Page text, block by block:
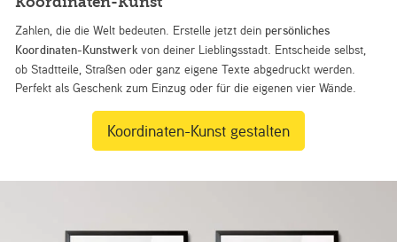
Zahlen, die die Welt bedeuten. Erstelle jetzt dein persönliches
Koordinaten-Kunstwerk von deiner Lieblingsstadt. Entscheide selbst,
ob Stadtteile, Straßen oder ganz eigene Texte abgedruckt werden.
Perfekt als Geschenk zum Einzug oder für die eigenen vier Wände.
Koordinaten-Kunst gestalten